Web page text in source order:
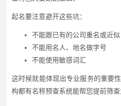
起名要注意避开这些坑：
不能跟已有的公司重名或近似
不能用名人、地名做字号
不能使用敏感词汇
这时候就能体现出专业服务的重要
构都有名称预查系统能帮您提前筛查